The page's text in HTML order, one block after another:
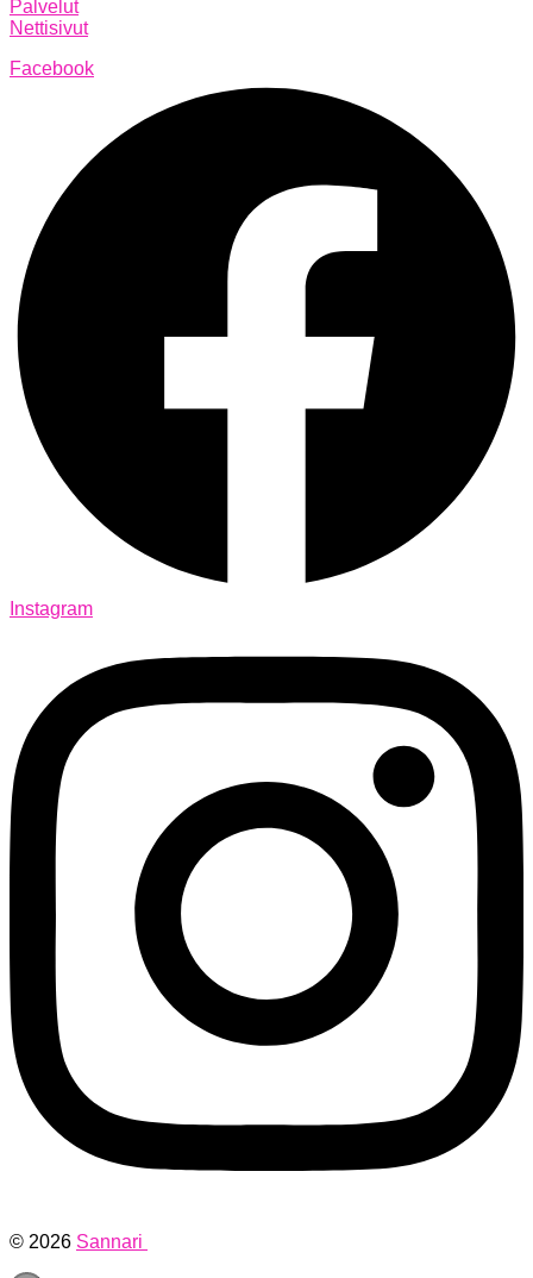
Palvelut
Nettisivut
Facebook
Instagram
© 2026 Sannari